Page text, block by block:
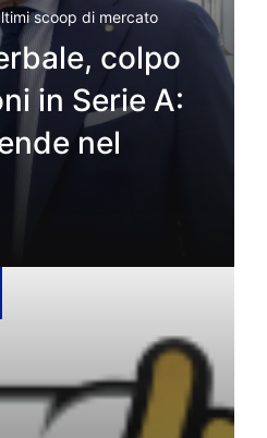
scoop di mercato
colpo
in Serie A:
nel